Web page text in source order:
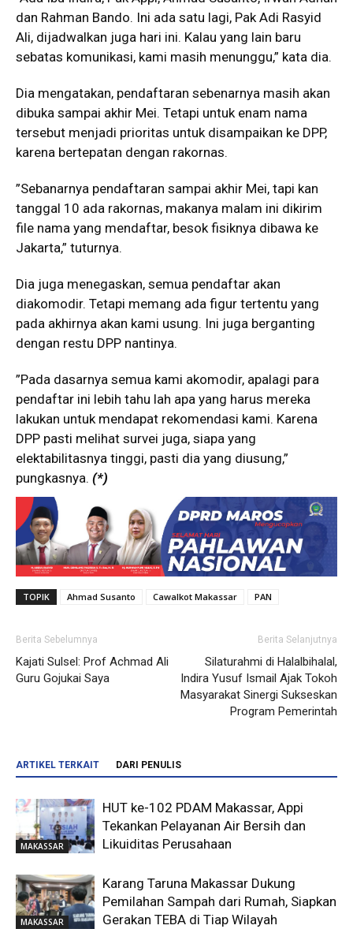
dan Rahman Bando. Ini ada satu lagi, Pak Adi Rasyid
Ali, dijadwalkan juga hari ini. Kalau yang lain baru
sebatas komunikasi, kami masih menunggu,” kata dia.
Dia mengatakan, pendaftaran sebenarnya masih akan
dibuka sampai akhir Mei. Tetapi untuk enam nama
tersebut menjadi prioritas untuk disampaikan ke DPP,
karena bertepatan dengan rakornas.
”Sebanarnya pendaftaran sampai akhir Mei, tapi kan
tanggal 10 ada rakornas, makanya malam ini dikirim
file nama yang mendaftar, besok fisiknya dibawa ke
Jakarta,” tuturnya.
Dia juga menegaskan, semua pendaftar akan
diakomodir. Tetapi memang ada figur tertentu yang
pada akhirnya akan kami usung. Ini juga berganting
dengan restu DPP nantinya.
”Pada dasarnya semua kami akomodir, apalagi para
pendaftar ini lebih tahu lah apa yang harus mereka
lakukan untuk mendapat rekomendasi kami. Karena
DPP pasti melihat survei juga, siapa yang
elektabilitasnya tinggi, pasti dia yang diusung,”
pungkasnya. (*)
TOPIK Ahmad Susanto Cawalkot Makassar PAN
Berita Sebelumnya
Kajati Sulsel: Prof Achmad Ali
Guru Gojukai Saya
Berita Selanjutnya
Silaturahmi di Halalbihalal,
Indira Yusuf Ismail Ajak Tokoh
Masyarakat Sinergi Sukseskan
Program Pemerintah
ARTIKEL TERKAIT DARI PENULIS
MAKASSAR
HUT ke-102 PDAM Makassar, Appi
Tekankan Pelayanan Air Bersih dan
Likuiditas Perusahaan
MAKASSAR
Karang Taruna Makassar Dukung
Pemilahan Sampah dari Rumah, Siapkan
Gerakan TEBA di Tiap Wilayah